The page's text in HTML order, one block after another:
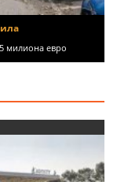
милиона евро